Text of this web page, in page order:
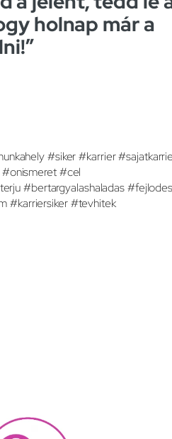
holnap már a
#siker #karrier
#cel
#bertargyalashaladas
#karriersiker #tevhitek